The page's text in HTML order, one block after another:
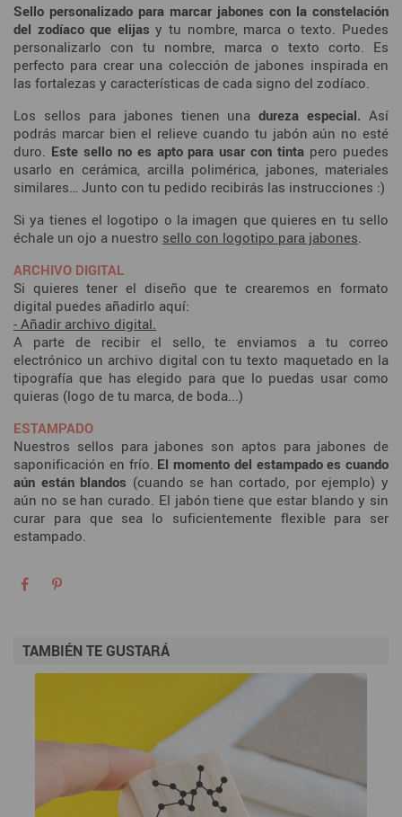
Sello personalizado para marcar jabones con la constelación
del zodíaco que elijas y tu nombre, marca o texto. Puedes
personalizarlo con tu nombre, marca o texto corto. Es
perfecto para crear una colección de jabones inspirada en
las fortalezas y características de cada signo del zodíaco.
Los sellos para jabones tienen unadureza especial. Así
podrás marcar bien el relieve cuando tu jabón aún no esté
duro. Este sello no es apto para usar con tinta pero puedes
usarlo en cerámica, arcilla polimérica, jabones, materiales
similares… Junto con tu pedido recibirás las instrucciones :)
Si ya tienes el logotipo o la imagen que quieres en tu sello
échale un ojo a nuestro sello con logotipo para jabones
ARCHIVO DIGITAL
Si quieres tener el diseño que te crearemos en formato
digital puedes añadirlo aquí:
- Añadir archivo digital.
A parte de recibir el sello, te enviamos a tu correo
electrónico un archivo digital con tu texto maquetado en la
tipografía que has elegido para que lo puedas usar como
quieras (logo de tu marca, de boda...)
ESTAMPADO
Nuestros sellos para jabones son aptos para jabones de
saponificación en frío. El momento del estampado es cuando
aún están blandos (cuando se han cortado, por ejemplo) y
aún no se han curado. El jabón tiene que estar blando y sin
curar para que sea lo suficientemente flexible para ser
estampado.
TAMBIÉN TE GUSTARÁ